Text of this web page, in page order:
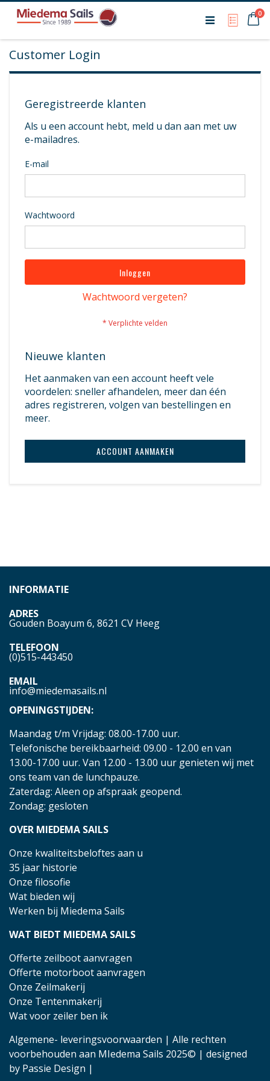
My0
Customer Login
Geregistreerde klanten
Als u een account hebt, meld u dan aan met uw
e-mailadres.
E-mail
Wachtwoord
Inloggen
Wachtwoord vergeten?
Nieuwe klanten
Het aanmaken van een account heeft vele
voordelen: sneller afhandelen, meer dan één
adres registreren, volgen van bestellingen en
meer.
ACCOUNT AANMAKEN
INFORMATIE
ADRES
Gouden Boayum 6, 8621 CV Heeg
TELEFOON
(0)515-443450
EMAIL
info@miedemasails.nl
OPENINGSTIJDEN:
Maandag t/m Vrijdag: 08.00-17.00 uur.
Telefonische bereikbaarheid: 09.00 - 12.00 en van
13.00-17.00 uur. Van 12.00 - 13.00 uur genieten wij met
ons team van de lunchpauze.
Zaterdag: Aleen op afspraak geopend.
Zondag: gesloten
OVER MIEDEMA SAILS
Onze kwaliteitsbeloftes aan u
35 jaar historie
Onze filosofie
Wat bieden wij
Werken bij Miedema Sails
WAT BIEDT MIEDEMA SAILS
Offerte zeilboot aanvragen
Offerte motorboot aanvragen
Onze Zeilmakerij
Onze Tentenmakerij
Wat voor zeiler ben ik
Algemene- leveringsvoorwaarden | Alle rechten
voorbehouden aan MIedema Sails 2025© | designed
by Passie Design |